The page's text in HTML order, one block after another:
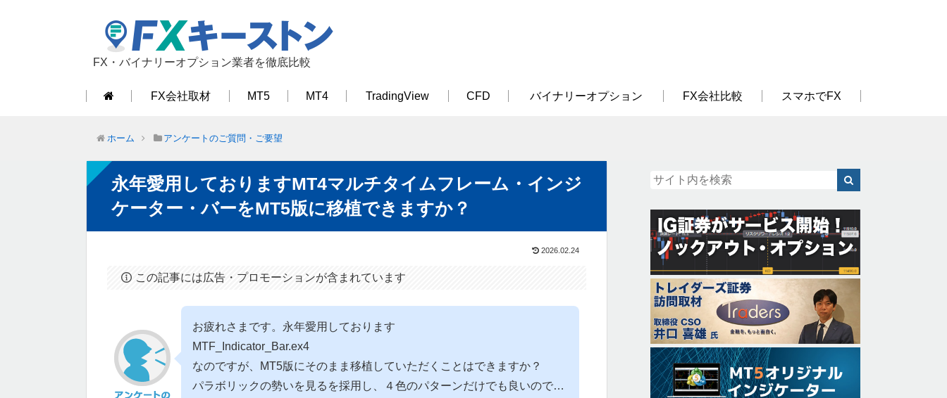
FX・バイナリーオプション業者を徹底比較
FX会社取材 MT5 MT4 TradingView CFD バイナリーオプション FX会社比較 スマホでFX
ホーム アンケートのご質問・ご要望
永年愛用しておりますMT4マルチタイムフレーム・インジ
ケーター・バーをMT5版に移植できますか？
2026.02.24
この記事には広告・プロモーションが含まれています
お疲れさまです。永年愛用しております
MTF_Indicator_Bar.ex4
なのですが、MT5版にそのまま移植していただくことはできますか？
パラボリックの勢いを見るを採用し、４色のパターンだけでも良いので…